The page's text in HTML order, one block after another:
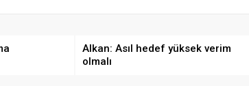
Alkan: Asıl hedef yüksek verim
olmalı